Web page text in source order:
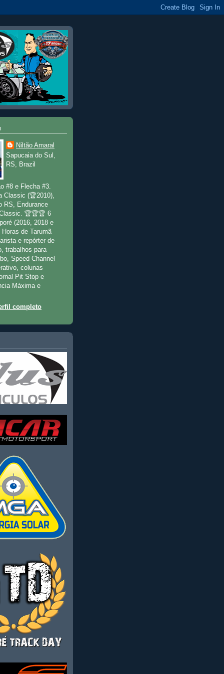
Niltão Amaral
Sapucaia do Sul,
RS, Brazil
#8 e Flecha #3.
Classic (🏆2010),
RS, Endurance
🏆🏆🏆 6
(2016, 2018 e
de Tarumã
e repórter de
trabalhos para
Speed Channel
colunas
Pit Stop e
Máxima e
completo